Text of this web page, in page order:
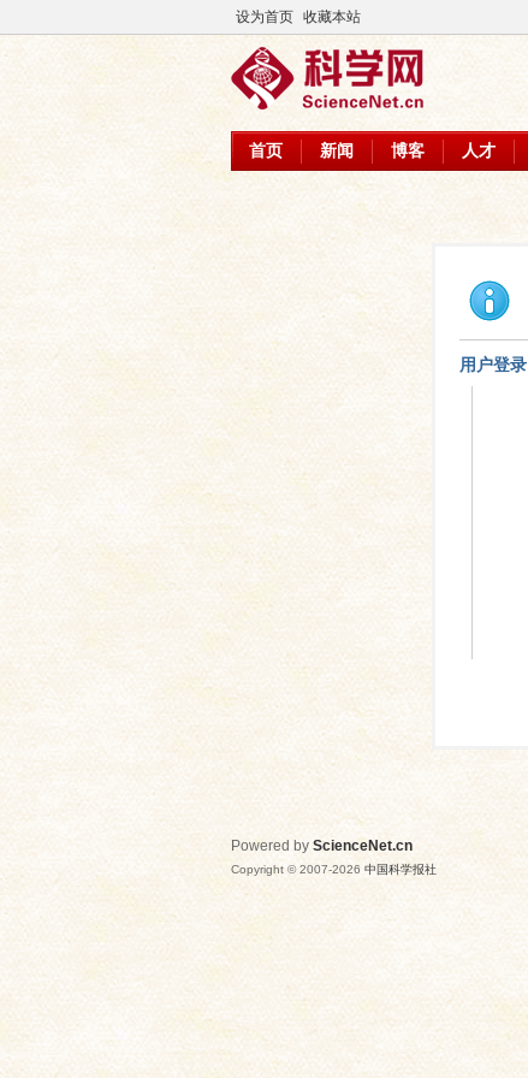
设为首页 收藏本站
首页 新闻 博客 人才
用户登录
Powered by ScienceNet.cn
Copyright © 2007-2026 中国科学报社